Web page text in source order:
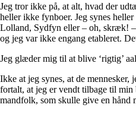
Jeg tror ikke på, at alt, hvad der
heller ikke fynboer. Jeg synes
Lolland, Sydfyn eller – oh, skræk!
og jeg var ikke engang etableret.
Jeg glæder mig til at blive ‘rigtig’
Ikke at jeg synes, at de
fortalt, at jeg er vendt tilbage til min
mandfolk, som skulle give en hånd